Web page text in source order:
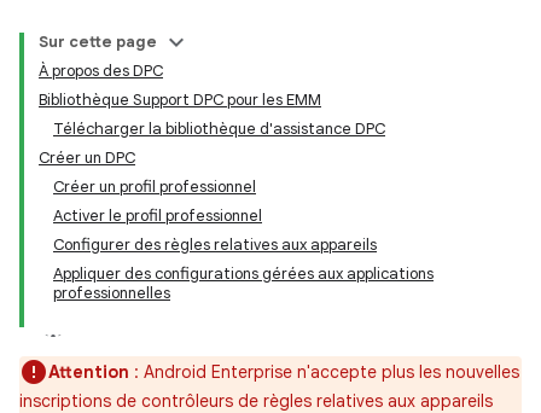
Sur cette page
À propos des DPC
Bibliothèque Support DPC pour les EMM
Télécharger la bibliothèque d'assistance DPC
Créer un DPC
Créer un profil professionnel
Activer le profil professionnel
Configurer des règles relatives aux appareils
Appliquer des configurations gérées aux applications
professionnelles
Attention : Android Enterprise n'accepte plus les nouvelles
inscriptions de contrôleurs de règles relatives aux appareils